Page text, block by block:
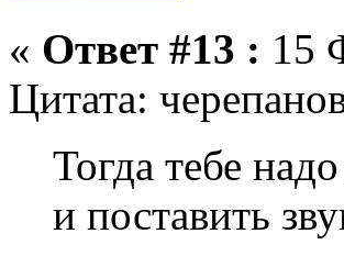
« Ответ #13 : 15
Цитата:
Тогда тебе
и поставить